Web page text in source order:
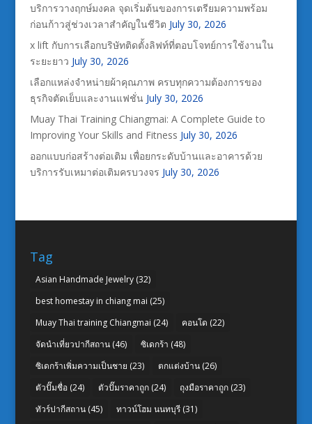
บริการวางฤกษ์มงคล จุดเริ่มต้นของการเตรียมความพร้อม
ก่อนก้าวสู่ช่วงเวลาสำคัญในชีวิต July 30, 2026
x lift กับการเลือกบริษัทติดตั้งลิฟท์ที่ตอบโจทย์การใช้งานใน
ระยะยาว July 30, 2026
เลือกแหล่งจำหน่ายผ้าคุณภาพ ครบทุกความต้องการของ
ธุรกิจตัดเย็บและงานแฟชั่น July 30, 2026
Muay Thai Training Chiangmai: A Complete Guide to
Improving Your Skills and Fitness July 30, 2026
ออกแบบก่อสร้างต่อเติม เพื่อยกระดับบ้านและอาคารด้วย
บริการรับเหมาต่อเติมครบวงจร July 30, 2026
Tag
Asian Handmade Jewelry(32)
best homestay in chiang mai (25)
Muay Thai training Chiangmai (24) คอนโด (22)
จัดนำเที่ยวปากีสถาน(46) ซิเดกร้า (48)
ซิเดกร้าเพิ่มความเป็นชาย (23) ตกแต่งบ้าน(26)
ตัวปั๊มชื่อ(24) ตัวปั๊มราคาถูก(24) ถุงมือราคาถูก(23)
ทัวร์ปากีสถาน(45) ทาวน์โฮม นนทบุรี(31)